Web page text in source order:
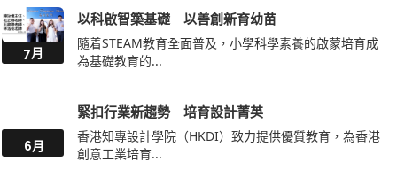
7月
以科啟智築基礎 以善創新育幼苗
隨着STEAM教育全面普及，小學科學素養的啟蒙培育成
為基礎教育的...
6月
緊扣行業新趨勢 培育設計菁英
香港知專設計學院（HKDI）致力提供優質教育，為香港
創意工業培育...